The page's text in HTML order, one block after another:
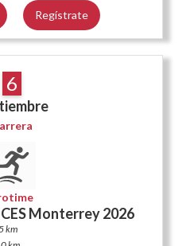
Regístrate
6
Monterrey 2026
km